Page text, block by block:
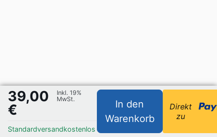
39,00
€
Inkl. 19%
MwSt.
Standardversandkostenlos
In den
Warenkorb
Direkt
zu